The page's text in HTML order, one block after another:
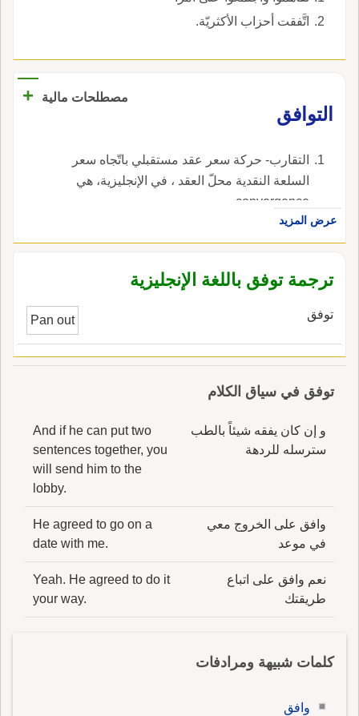
اتَّفقت أحزاب الأكثريّة.
مصطلحات مالية
+
التوافق
التقارب- حركة سعر عقد مستقبلي باتّجاه سعر
السلعة النقدية محلّ العقد ، في الإنجليزية، هي
convergence.
عرض المزيد
ترجمة توفق باللغة الإنجليزية
توفق Pan out
توفق في سياق الكلام
و إن كان يفقه شيئاً بالطب
سترسله للردهة
And if he can put two
sentences together, you
will send him to the
lobby.
وافق على الخروج معي
في موعد
He agreed to go on a
date with me.
نعم وافق على اتباع
طريقتك
Yeah. He agreed to do it
your way.
كلمات شبيهة ومرادفات
وافق